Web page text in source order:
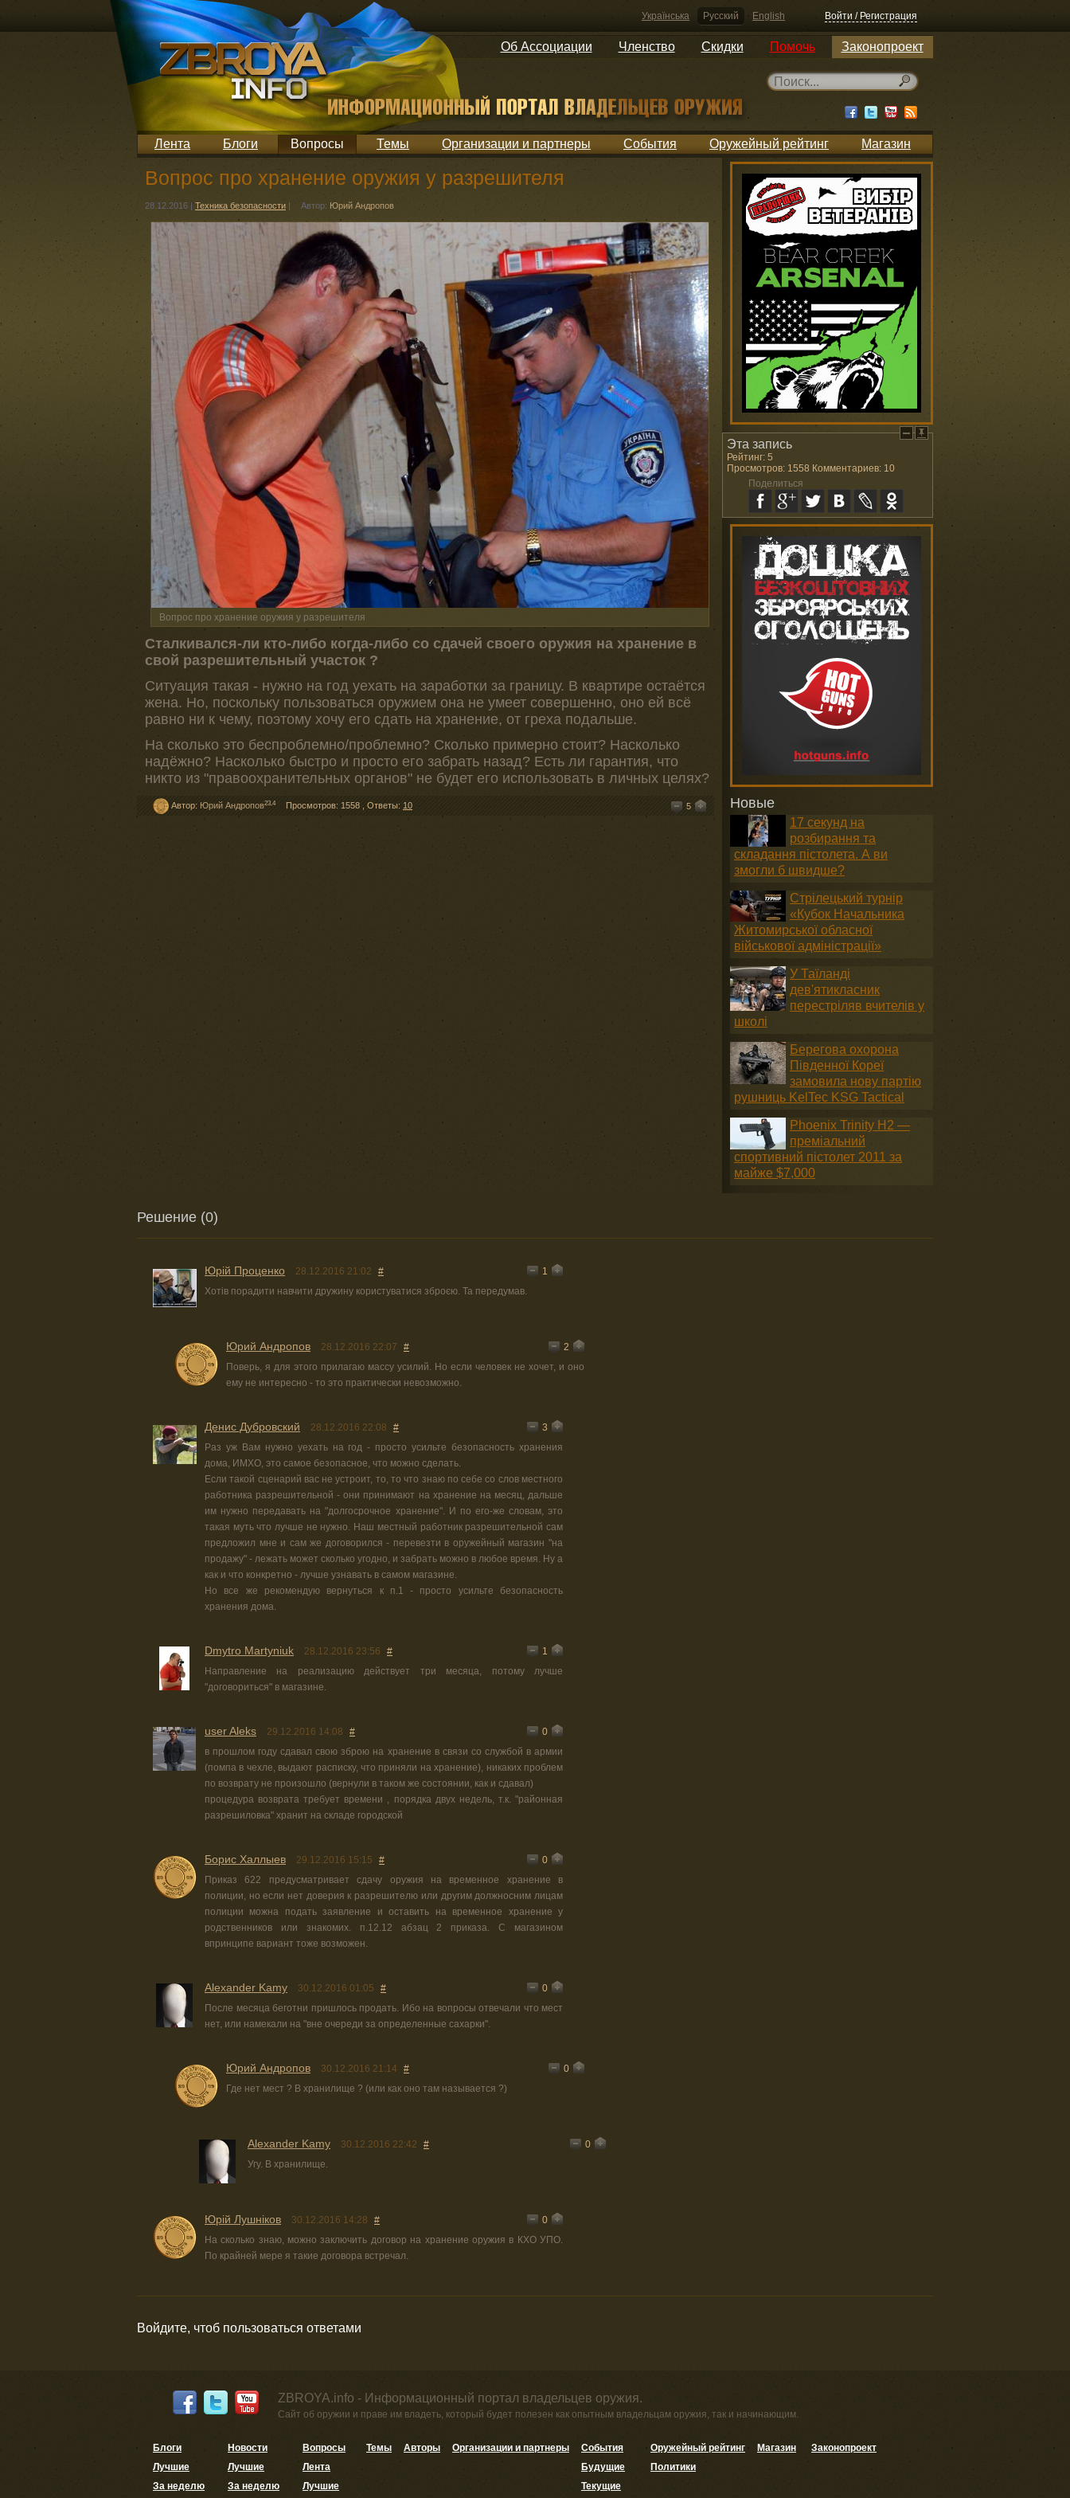
Українська Русский English Войти / Регистрация
Об Ассоциации Членство Скидки Помочь Законопроект
Лента Блоги Вопросы Темы Организации и партнеры События Оружейный рейтинг Магазин
Вопрос про хранение оружия у разрешителя
28.12.2016 | Техника безопасности | Автор: Юрий Андропов
Вопрос про хранение оружия у разрешителя
Сталкивался-ли кто-либо когда-либо со сдачей своего оружия на хранение в
свой разрешительный участок ?
Ситуация такая - нужно на год уехать на заработки за границу. В квартире остаётся
жена. Но, поскольку пользоваться оружием она не умеет совершенно, оно ей всё
равно ни к чему, поэтому хочу его сдать на хранение, от греха подальше.
На сколько это беспроблемно/проблемно? Сколько примерно стоит? Насколько
надёжно? Насколько быстро и просто его забрать назад? Есть ли гарантия, что
никто из "правоохранительных органов" не будет его использовать в личных целях?
Автор: Юрий Андропов23,4 Просмотров: 1558 Ответы: 10 5 Новые
17 секунд на
розбирання та
складання пістолета. А ви
змогли б швидше?
Стрілецький турнір
«Кубок Начальника
Житомирської обласної
військової адміністрації»
У Таїланді
дев'ятикласник
перестріляв вчителів у
школі
Берегова охорона
Південної Кореї
замовила нову партію
рушниць KelTec KSG Tactical
Phoenix Trinity H2 —
преміальний
спортивний пістолет 2011 за
майже $7,000
Эта запись
Рейтинг: 5
Просмотров: 1558 Комментариев: 10
Поделиться
Решение (0)
Юрiй Проценко 28.12.2016 21:02 #
1
Хотів порадити навчити дружину користуватися зброєю. Та передумав.
Юрий Андропов 28.12.2016 22:07 #
2
Поверь, я для этого прилагаю массу усилий. Но если человек не хочет, и оно
ему не интересно - то это практически невозможно.
Денис Дубровский 28.12.2016 22:08 #
3
Раз уж Вам нужно уехать на год - просто усильте безопасность хранения
дома, ИМХО, это самое безопасное, что можно сделать.
Если такой сценарий вас не устроит, то, то что знаю по себе со слов местного
работника разрешительной - они принимают на хранение на месяц, дальше
им нужно передавать на "долгосрочное хранение". И по его-же словам, это
такая муть что лучше не нужно. Наш местный работник разрешительной сам
предложил мне и сам же договорился - перевезти в оружейный магазин "на
продажу" - лежать может сколько угодно, и забрать можно в любое время. Ну а
как и что конкретно - лучше узнавать в самом магазине.
Но все же рекомендую вернуться к п.1 - просто усильте безопасность
хранения дома.
Dmytro Martyniuk 28.12.2016 23:56 #
1
Направление на реализацию действует три месяца, потому лучше
"договориться" в магазине.
user Aleks 29.12.2016 14:08 #
0
в прошлом году сдавал свою зброю на хранение в связи со службой в армии
(помпа в чехле, выдают расписку, что приняли на хранение), никаких проблем
по возврату не произошло (вернули в таком же состоянии, как и сдавал)
процедура возврата требует времени , порядка двух недель, т.к. "районная
разрешиловка" хранит на складе городской
Борис Халлыев 29.12.2016 15:15 #
0
Приказ 622 предусматривает сдачу оружия на временное хранение в
полиции, но если нет доверия к разрешителю или другим должносним лицам
полиции можна подать заявление и оставить на временное хранение у
родственников или знакомих. п.12.12 абзац 2 приказа. С магазином
впринципе вариант тоже возможен.
Alexander Kamy 30.12.2016 01:05 #
0
После месяца беготни пришлось продать. Ибо на вопросы отвечали что мест
нет, или намекали на "вне очереди за определенные сахарки".
Юрий Андропов 30.12.2016 21:14 #
0
Где нет мест ? В хранилище ? (или как оно там называется ?)
Alexander Kamy 30.12.2016 22:42 #
0
Угу. В хранилище.
Юрій Лушніков 30.12.2016 14:28 #
0
На сколько знаю, можно заключить договор на хранение оружия в КХО УПО.
По крайней мере я такие договора встречал.
Войдите, чтоб пользоваться ответами
ZBROYA.info - Информационный портал владельцев оружия.
Сайт об оружии и праве им владеть, который будет полезен как опытным владельцам оружия, так и начинающим.
Блоги
Лучшие
За неделю
Новости
Лучшие
За неделю
Вопросы
Лента
Лучшие
Темы Авторы Организации и партнеры
События
Будущие
Текущие
Оружейный рейтинг
Политики
Магазин Законопроект